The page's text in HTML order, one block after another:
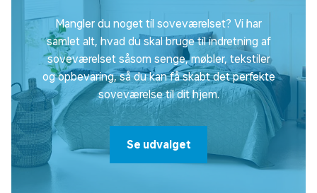
Mangler du noget til soveværelset? Vi har
samlet alt, hvad du skal bruge til indretning af
soveværelset såsom senge, møbler, tekstiler
og opbevaring, så du kan få skabt det perfekte
soveværelse til dit hjem.
Se udvalget